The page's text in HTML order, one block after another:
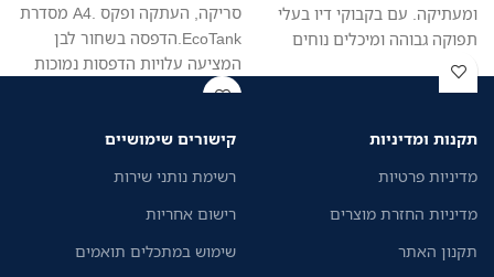
ומעתיקה. עם בקבוקי דיו בעלי
תפוקה גבוהה ומיכלים נוחים
למילוי, תחסכו בעלויות ותדפיסו
יותר בפחות. היא מתאימה
קטן, עם חיבור קל, הדפסה מהירה
ידני הופכים את העבודה לחלקה
סריקה, העתקה ופקס .A4 מסדרת
EcoTank.הדפסה בשחור לבן
המציעה עלויות הדפסות נמוכות
במיוחד ע"י מילוי בקבוקי דיו.
בדקה.
תקנות ומדיניות
מדיניות פרטיות
מדיניות החזרת מוצרים
תקנון האתר
קישורים שימושיים
רשימת נותני שירות
רישום אחריות
שימוש במתכלים תואמים